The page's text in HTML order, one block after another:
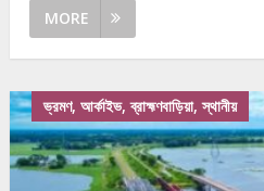
MORE
ভ্রমণ, আর্কাইভ, ব্রাহ্মণবাড়িয়া, স্থানীয়